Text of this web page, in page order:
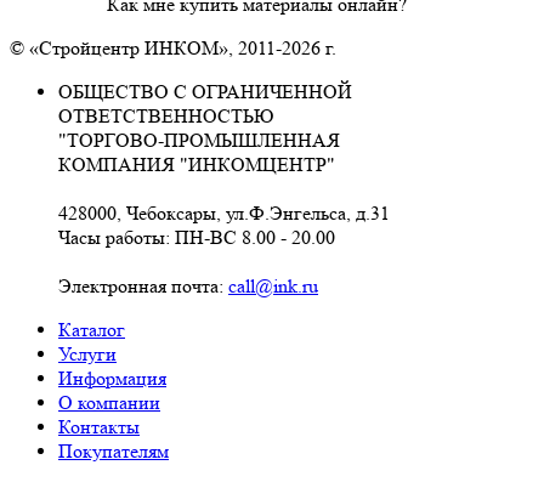
© «Стройцентр ИНКОМ», 2011-2026 г.
ОБЩЕСТВО С ОГРАНИЧЕННОЙ
ОТВЕТСТВЕННОСТЬЮ
"ТОРГОВО-ПРОМЫШЛЕННАЯ
КОМПАНИЯ "ИНКОМЦЕНТР"
428000, Чебоксары, ул.Ф.Энгельса, д.31
Часы работы: ПН-ВС 8.00 - 20.00
Электронная почта: call@ink.ru
Каталог
Услуги
Информация
О компании
Контакты
Покупателям